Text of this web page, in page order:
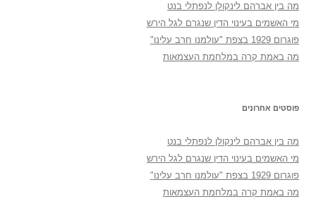
מה בין אברהם לינקולן לנפתלי בנט
מי האשמים בעינוי הדין שנגרם לגל הירש
פוגרום 1929 בצפת "עולמנו חרב עלינו"
מה באמת קרה במלחמת העצמאות
פוסטים אחרונים
מה בין אברהם לינקולן לנפתלי בנט
מי האשמים בעינוי הדין שנגרם לגל הירש
פוגרום 1929 בצפת "עולמנו חרב עלינו"
מה באמת קרה במלחמת העצמאות